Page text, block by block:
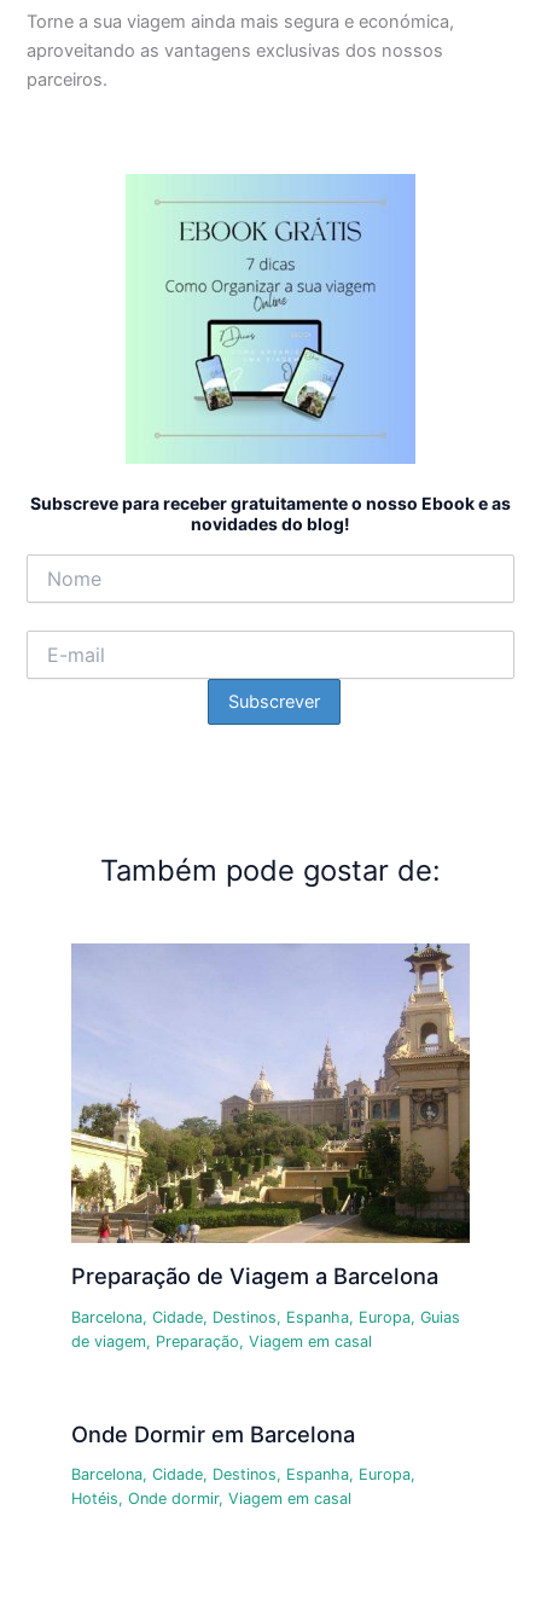
Torne a sua viagem ainda mais segura e económica,
aproveitando as vantagens exclusivas dos nossos
parceiros.
Subscreve para receber gratuitamente o nosso Ebook e as
novidades do blog!
Também pode gostar de:
Preparação de Viagem a Barcelona
Barcelona, Cidade, Destinos, Espanha, Europa, Guias
de viagem, Preparação, Viagem em casal
Onde Dormir em Barcelona
Barcelona, Cidade, Destinos, Espanha, Europa,
Hotéis, Onde dormir, Viagem em casal